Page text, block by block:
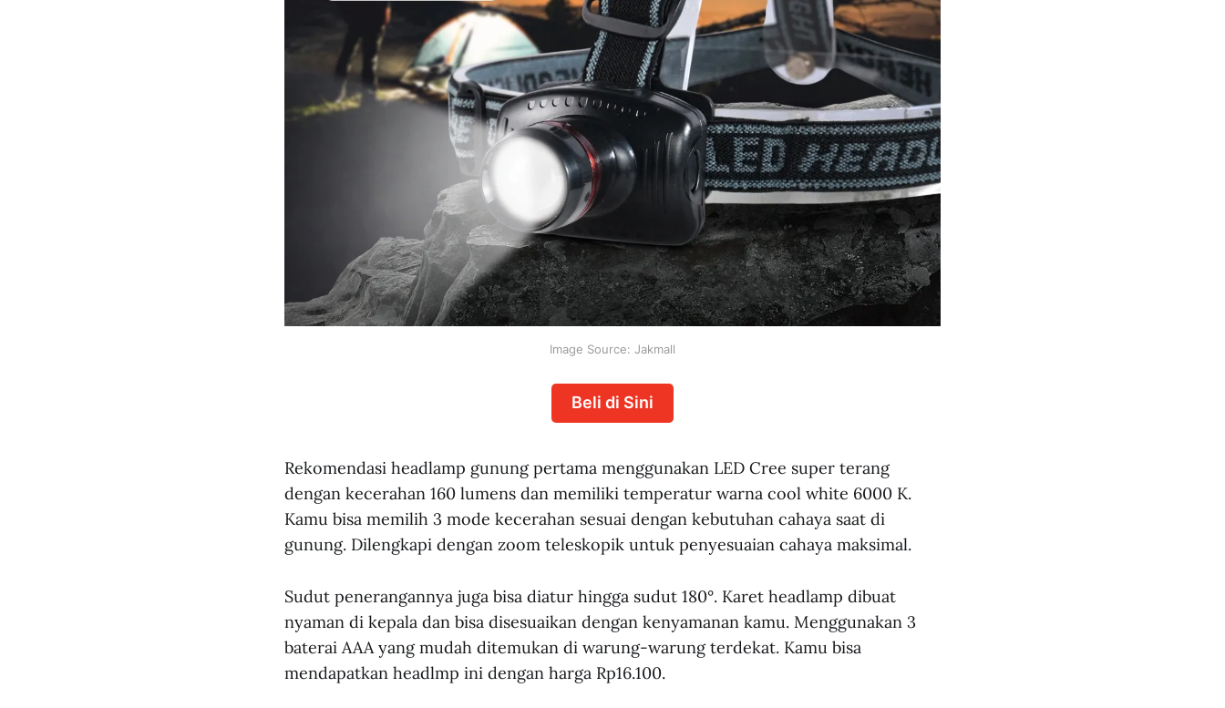
Image Source: Jakmall
Beli di Sini
Rekomendasi headlamp gunung pertama menggunakan LED Cree super terang
dengan kecerahan 160 lumens dan memiliki temperatur warna cool white 6000 K.
Kamu bisa memilih 3 mode kecerahan sesuai dengan kebutuhan cahaya saat di
gunung. Dilengkapi dengan zoom teleskopik untuk penyesuaian cahaya maksimal.
Sudut penerangannya juga bisa diatur hingga sudut 180°. Karet headlamp dibuat
nyaman di kepala dan bisa disesuaikan dengan kenyamanan kamu. Menggunakan 3
baterai AAA yang mudah ditemukan di warung-warung terdekat. Kamu bisa
mendapatkan headlmp ini dengan harga Rp16.100.